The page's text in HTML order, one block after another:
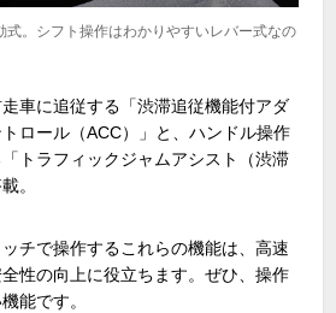
式。シフト操作はわかりやすいレバー式なの
車に追従する「渋滞追従機能付アダ
ロール（ACC）」と、ハンドル操作
トラフィックジャムアシスト（渋滞
。
チで操作するこれらの機能は、高速
性の向上に役立ちます。ぜひ、操作
能です。